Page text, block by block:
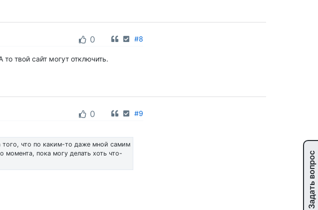
0 #8
твой сайт могут отключить.
0
#9
того, что по каким-то даже мной самим
момента, пока могу делать хоть что-
Задать вопрос